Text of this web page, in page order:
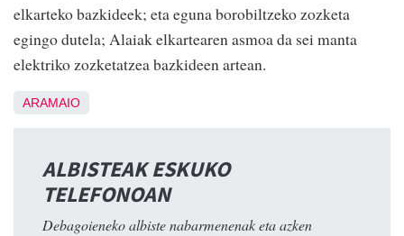
elkarteko bazkideek; eta eguna borobiltzeko zozketa
egingo dutela; Alaiak elkartearen asmoa da sei manta
elektriko zozketatzea bazkideen artean.
ARAMAIO
ALBISTEAK ESKUKO
TELEFONOAN
Debagoieneko albiste nabarmenenak eta azken